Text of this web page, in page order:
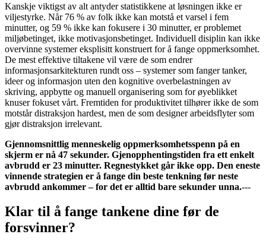
Kanskje viktigst av alt antyder statistikkene at løsningen ikke er
viljestyrke. Når 76 % av folk ikke kan motstå et varsel i fem
minutter, og 59 % ikke kan fokusere i 30 minutter, er problemet
miljøbetinget, ikke motivasjonsbetinget. Individuell disiplin kan ikke
overvinne systemer eksplisitt konstruert for å fange oppmerksomhet.
De mest effektive tiltakene vil være de som endrer
informasjonsarkitekturen rundt oss – systemer som fanger tanker,
ideer og informasjon uten den kognitive overbelastningen av
skriving, appbytte og manuell organisering som for øyeblikket
knuser fokuset vårt. Fremtiden for produktivitet tilhører ikke de som
motstår distraksjon hardest, men de som designer arbeidsflyter som
gjør distraksjon irrelevant.
Gjennomsnittlig menneskelig oppmerksomhetsspenn på en
skjerm er nå 47 sekunder. Gjenopphentingstiden fra ett enkelt
avbrudd er 23 minutter. Regnestykket går ikke opp. Den eneste
vinnende strategien er å fange din beste tenkning før neste
avbrudd ankommer – for det er alltid bare sekunder unna.---
Klar til å fange tankene dine før de
forsvinner?